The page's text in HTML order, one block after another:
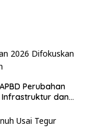
Perubahan
Infrastruktur dan